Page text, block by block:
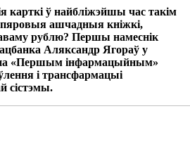
карткі ў найбліжэйшы час такім
ашчадныя кніжкі,
рублю? Першы намеснік
Аляксандр Ягораў у
«Першым інфармацыйным»
і трансфармацыі
сістэмы.